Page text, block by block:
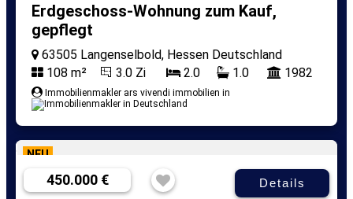
Erdgeschoss-Wohnung zum Kauf,
gepflegt
63505 Langenselbold, Hessen Deutschland
108 m²
3.0 Zi 2.0 1.0 1982
Immobilienmakler ars vivendi immobilien in
NEU
450.000 € Details